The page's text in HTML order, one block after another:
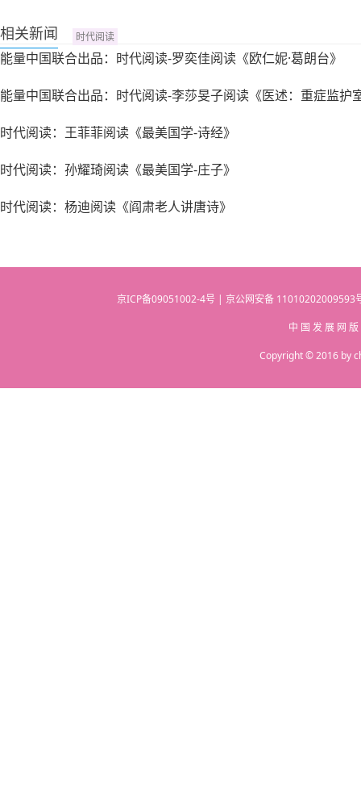
相关新闻 时代阅读
能量中国联合出品：时代阅读-罗奕佳阅读《欧仁妮·葛朗台》
能量中国联合出品：时代阅读-李莎旻子阅读《医述：重症监护
时代阅读：王菲菲阅读《最美国学-诗经》
时代阅读：孙耀琦阅读《最美国学-庄子》
时代阅读：杨迪阅读《阎肃老人讲唐诗》
京ICP备09051002-4号 | 京公网安备
中 国 发 展 网
Copyright © 2016 by